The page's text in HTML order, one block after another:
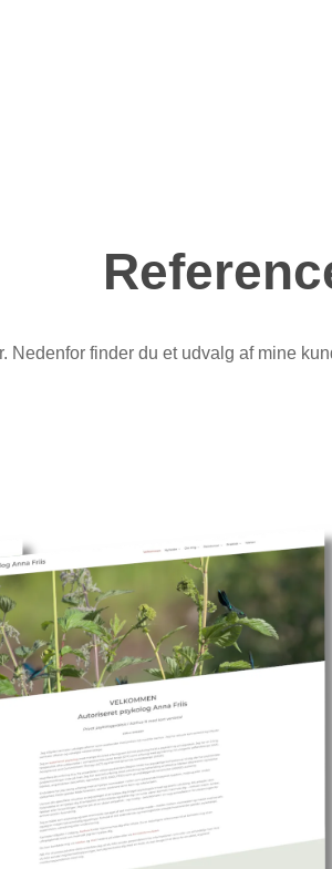
Nedenfor finder du et udvalg af mine